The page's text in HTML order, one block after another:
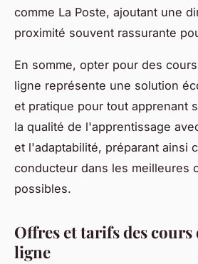
comme La Poste, ajoutant une
proximité souvent rassurante
En somme, opter pour des
ligne représente une solution
et pratique pour tout apprenant
la qualité de l'apprentissage
et l'adaptabilité, préparant ainsi
conducteur dans les meilleures
possibles.
Offres et tarifs des
ligne